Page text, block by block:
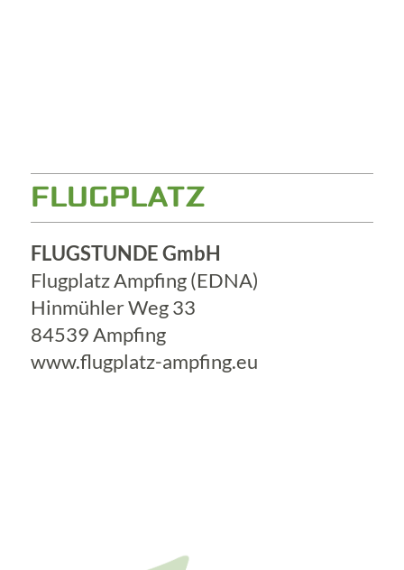
FLUGPLATZ
FLUGSTUNDE GmbH
Flugplatz Ampfing (EDNA)
Hinmühler Weg 33
84539 Ampfing
www.flugplatz-ampfing.eu